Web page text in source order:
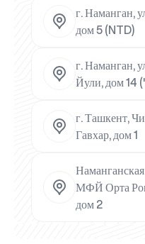
г. Наманган,
дом 5 (NTD)
г. Наманган,
Йули, дом 14
г. Ташкент,
Гавхар, дом 1
Наманганская
МФЙ Орта
дом 2